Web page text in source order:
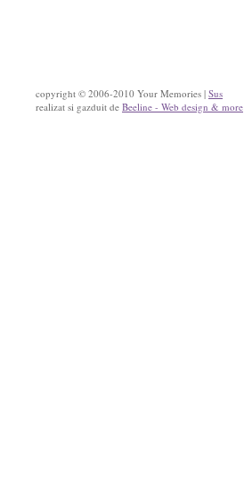
copyright © 2006-2010 Your Memories | Sus
realizat si gazduit de Beeline - Web design & more